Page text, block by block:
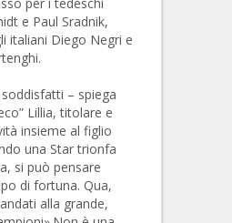
e Paul Sradnik,
italiani Diego Negri e
– spiega
Lillia, titolare e
insieme al figlio
una Star trionfa
si può pensare
di fortuna. Qua,
alla grande,